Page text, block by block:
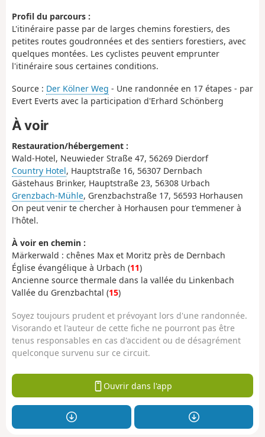
Profil du parcours :
L'itinéraire passe par de larges chemins forestiers, des
petites routes goudronnées et des sentiers forestiers, avec
quelques montées. Les cyclistes peuvent emprunter
l'itinéraire sous certaines conditions.
Source : Der Kölner Weg - Une randonnée en 17 étapes - par
Evert Everts avec la participation d'Erhard Schönberg
À voir
Restauration/hébergement :
Wald-Hotel, Neuwieder Straße 47, 56269 Dierdorf
Country Hotel, Hauptstraße 16, 56307 Dernbach
Gästehaus Brinker, Hauptstraße 23, 56308 Urbach
Grenzbach-Mühle, Grenzbachstraße 17, 56593 Horhausen
On peut venir te chercher à Horhausen pour t'emmener à
l'hôtel.
À voir en chemin :
Märkerwald : chênes Max et Moritz près de Dernbach
Église évangélique à Urbach (11)
Ancienne source thermale dans la vallée du Linkenbach
Vallée du Grenzbachtal (15)
Soyez toujours prudent et prévoyant lors d'une randonnée.
Visorando et l'auteur de cette fiche ne pourront pas être
tenus responsables en cas d'accident ou de désagrément
quelconque survenu sur ce circuit.
Ouvrir dans l'app